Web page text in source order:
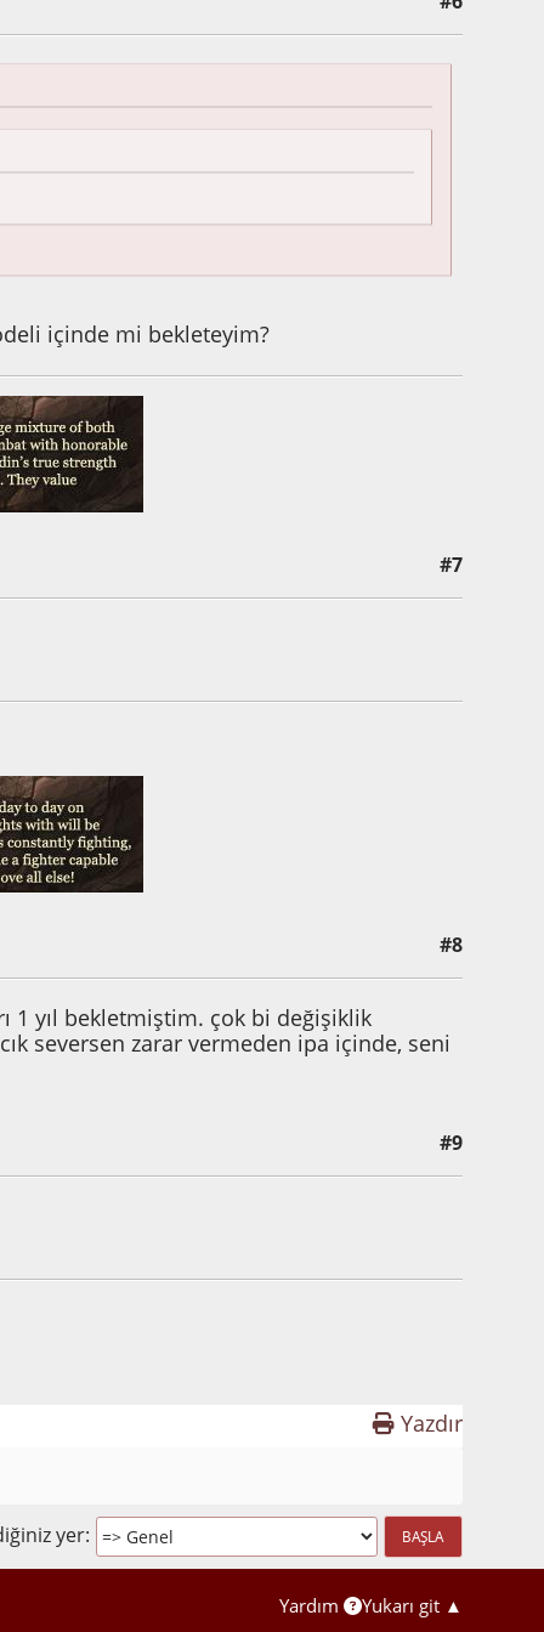
içinde mi bekleteyim?
#7
#8
1 yıl bekletmiştim. çok bi değişiklik
seversen zarar vermeden ipa içinde, seni
#9
Yazdır
yer
Yardım Yukarı git ▲